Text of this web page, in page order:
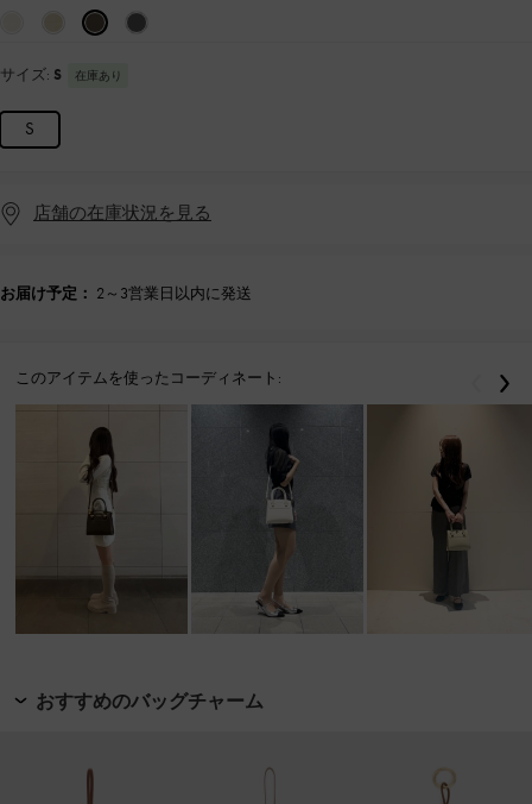
サイズ: S 在庫あり
S
店舗の在庫状況を見る
お届け予定： 2～3営業日以内に発送
このアイテムを使ったコーディネート: 戻る
おすすめのバッグチャーム